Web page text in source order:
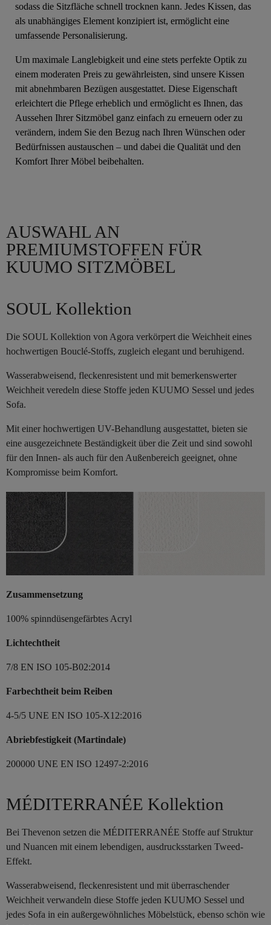
sodass die Sitzfläche schnell trocknen kann. Jedes Kissen, das
als unabhängiges Element konzipiert ist, ermöglicht eine
umfassende Personalisierung.
Um maximale Langlebigkeit und eine stets perfekte Optik zu
einem moderaten Preis zu gewährleisten, sind unsere Kissen
mit abnehmbaren Bezügen ausgestattet. Diese Eigenschaft
erleichtert die Pflege erheblich und ermöglicht es Ihnen, das
Aussehen Ihrer Sitzmöbel ganz einfach zu erneuern oder zu
verändern, indem Sie den Bezug nach Ihren Wünschen oder
Bedürfnissen austauschen – und dabei die Qualität und den
Komfort Ihrer Möbel beibehalten.
AUSWAHL AN
PREMIUMSTOFFEN FÜR
KUUMO SITZMÖBEL
SOUL Kollektion
Die SOUL Kollektion von Agora verkörpert die Weichheit eines
hochwertigen Bouclé-Stoffs, zugleich elegant und beruhigend.
Wasserabweisend, fleckenresistent und mit bemerkenswerter
Weichheit veredeln diese Stoffe jeden KUUMO Sessel und jedes
Sofa.
Mit einer hochwertigen UV-Behandlung ausgestattet, bieten sie
eine ausgezeichnete Beständigkeit über die Zeit und sind sowohl
für den Innen- als auch für den Außenbereich geeignet, ohne
Kompromisse beim Komfort.
Zusammensetzung
100% spinndüsengefärbtes Acryl
Lichtechtheit
7/8 EN ISO 105-B02:2014
Farbechtheit beim Reiben
4-5/5 UNE EN ISO 105-X12:2016
Abriebfestigkeit (Martindale)
200000 UNE EN ISO 12497-2:2016
MÉDITERRANÉE Kollektion
Bei Thevenon setzen die MÉDITERRANÉE Stoffe auf Struktur
und Nuancen mit einem lebendigen, ausdrucksstarken Tweed-
Effekt.
Wasserabweisend, fleckenresistent und mit überraschender
Weichheit verwandeln diese Stoffe jeden KUUMO Sessel und
jedes Sofa in ein außergewöhnliches Möbelstück, ebenso schön wie